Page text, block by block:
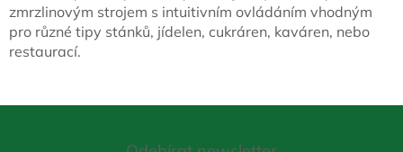
u
zmrzlinovým strojem s intuitivním ovládáním vhodným
pro různé tipy stánků, jídelen, cukráren, kaváren, nebo
restaurací.